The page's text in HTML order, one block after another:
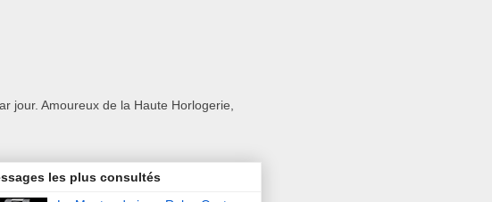
jour. Amoureux de la Haute Horlogerie,
les plus consultés